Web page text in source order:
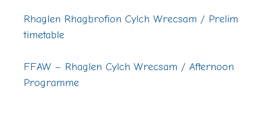
Rhaglen Rhagbrofion Cylch Wrecsam / Prelim
timetable
FFAW – Rhaglen Cylch Wrecsam / Afternoon
Programme